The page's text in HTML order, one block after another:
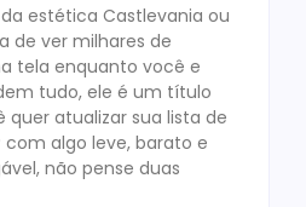
estética Castlevania ou
de ver milhares de
tela enquanto você e
tudo, ele é um título
quer atualizar sua lista de
com algo leve, barato e
não pense duas